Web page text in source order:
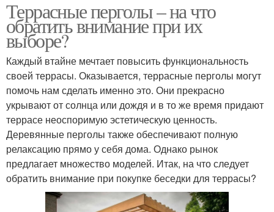
Террасные перголы – на что
обратить внимание при их
выборе?
Каждый втайне мечтает повысить функциональность
своей террасы. Оказывается, террасные перголы могут
помочь нам сделать именно это. Они прекрасно
укрывают от солнца или дождя и в то же время придают
террасе неоспоримую эстетическую ценность.
Деревянные перголы также обеспечивают полную
релаксацию прямо у себя дома. Однако рынок
предлагает множество моделей. Итак, на что следует
обратить внимание при покупке беседки для террасы?